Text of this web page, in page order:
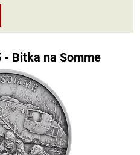
- Bitka na Somme